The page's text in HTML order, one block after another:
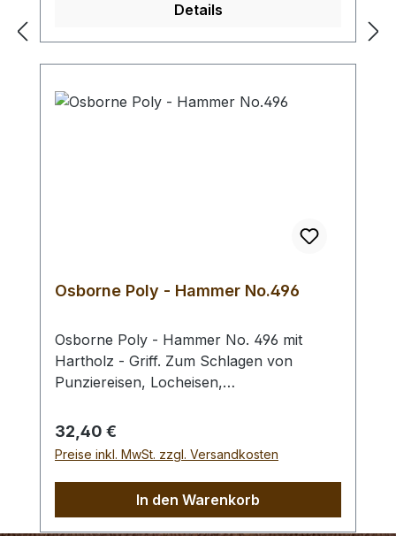
Kopf - Ø : 42 mm / Gesamtlänge : 290 mm
- Bei einer Bestellung 1 Stück erhalten Sie
1 Rohhauthammer der gewählten Größe.
Details
Osborne Poly - Hammer No.496
Osborne Poly - Hammer No. 496 mit
Hartholz - Griff. Zum Schlagen von
Punziereisen, Locheisen,
Schlagfläche. Wenig Rückschlag durch
schlagabsorbierenden Poly -
Hammerkopf. 240 gr Gesamtgewicht /
Regulärer Preis:
32,40 €
Preise inkl. MwSt. zzgl. Versandkosten
In den Warenkorb